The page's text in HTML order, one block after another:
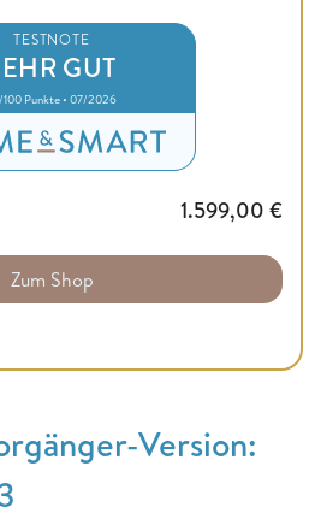
TESTNOTE
GUT
100 Punkte • 07/2026
1.599,00 €
Zum Shop
Version: